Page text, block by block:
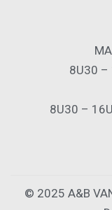
8U30 –
8U30 –
© 2025 A&B